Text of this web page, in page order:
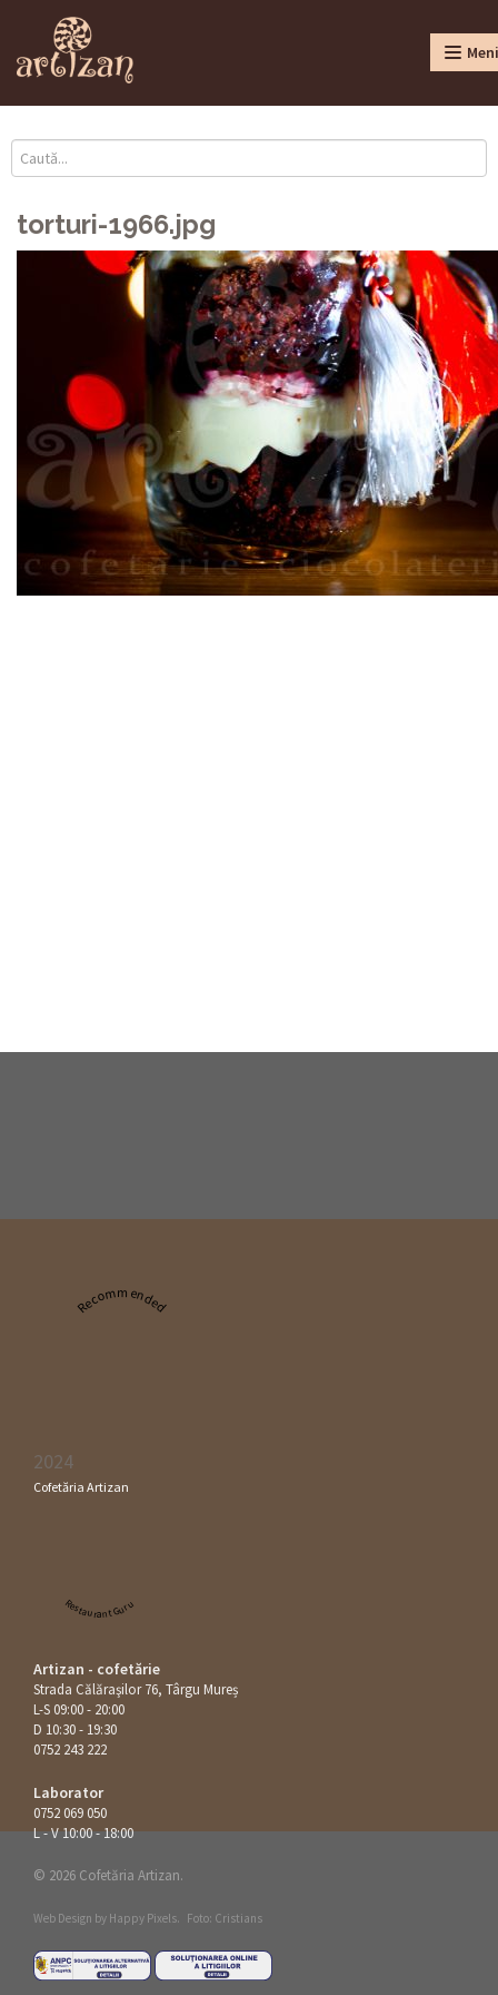
torturi-1966.jpg
Recommended
2024
Cofetăria Artizan
Restaurant Guru
Artizan - cofetărie
Strada Călăraşilor 76, Târgu Mureș
L-S 09:00 - 20:00
D 10:30 - 19:30
0752 243 222
Laborator
0752 069 050
L - V 10:00 - 18:00
© 2026 Cofetăria Artizan.
Web Design by Happy Pixels. Foto: Cristians